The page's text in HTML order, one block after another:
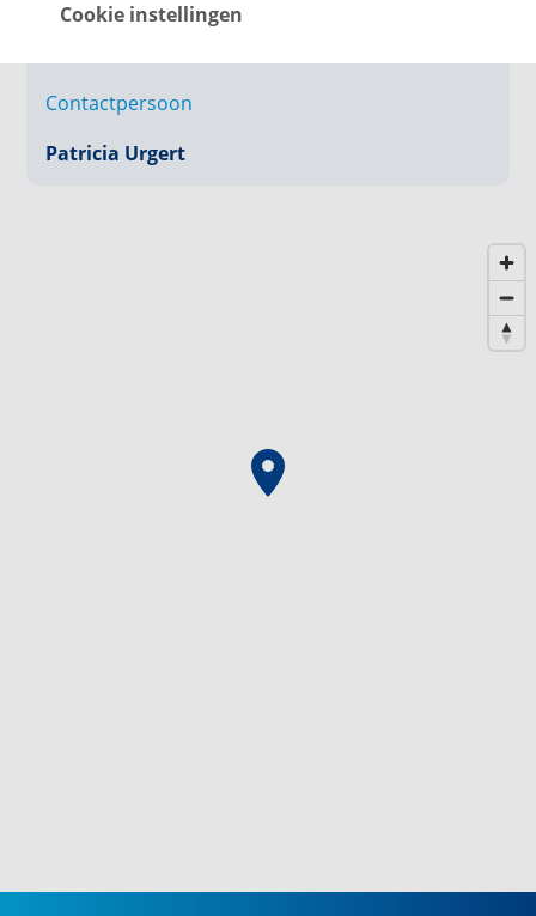
Contactpersoon
Patricia Urgert
Cookie instellingen